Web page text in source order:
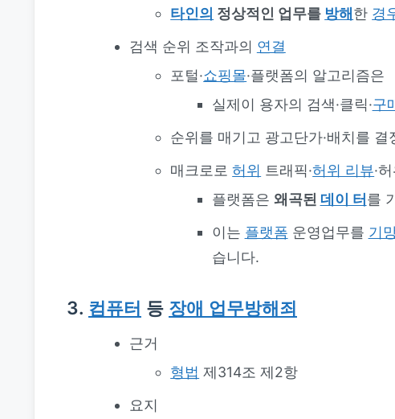
타인의 정상적인 업무를 방해 한 경
검색 순위 조작과의 연결
포털·쇼핑몰·플랫폼의 알고리즘은
실제이 용자의 검색·클릭·구
순위를 매기고 광고단가·배치를 결
매크로로허위 트래픽·허위 리뷰·
플랫폼은 왜곡된 데이 터 를
이는 플랫폼 운영업무를 기
습니다.
3. 컴퓨터 등 장애 업무방해죄
근거
형법 제314조 제2항
요지